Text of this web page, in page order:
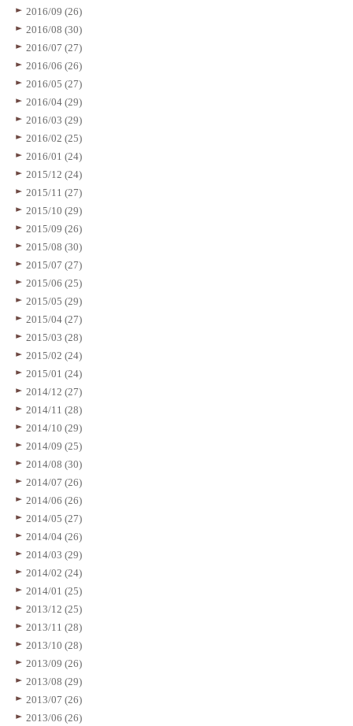
2016/09 (26)
2016/08 (30)
2016/07 (27)
2016/06 (26)
2016/05 (27)
2016/04 (29)
2016/03 (29)
2016/02 (25)
2016/01 (24)
2015/12 (24)
2015/11 (27)
2015/10 (29)
2015/09 (26)
2015/08 (30)
2015/07 (27)
2015/06 (25)
2015/05 (29)
2015/04 (27)
2015/03 (28)
2015/02 (24)
2015/01 (24)
2014/12 (27)
2014/11 (28)
2014/10 (29)
2014/09 (25)
2014/08 (30)
2014/07 (26)
2014/06 (26)
2014/05 (27)
2014/04 (26)
2014/03 (29)
2014/02 (24)
2014/01 (25)
2013/12 (25)
2013/11 (28)
2013/10 (28)
2013/09 (26)
2013/08 (29)
2013/07 (26)
2013/06 (26)